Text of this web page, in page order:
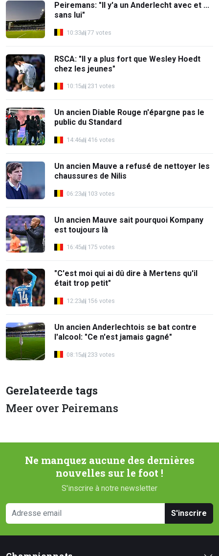
Peiremans: "Il y'a un Anderlecht avec et ...
sans lui"
10:33 77 votes
RSCA: "Il y a plus fort que Wesley Hoedt
chez les jeunes"
10:15 231 votes
Un ancien Diable Rouge n'épargne pas le
public du Standard
14:46 416 votes
Un ancien Mauve a refusé de nettoyer les
chaussures de Nilis
06:23 103 votes
Un ancien Mauve sait pourquoi Kompany
est toujours là
16:45 175 votes
"C'est moi qui ai dû dire à Mertens qu'il
était trop petit"
12:23 156 votes
Un ancien Anderlechtois se bat contre
l'alcool: "Ce n'est jamais gagné"
08:15 233 votes
Gerelateerde tags
Meer over Peiremans
Ne manquez aucune des dernières
nouvelles sur le foot !
S'inscrire à notre newsletter
S'inscrire